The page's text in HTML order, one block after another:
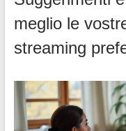
meglio le
streaming